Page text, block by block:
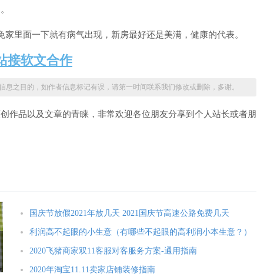
面一下就有病气出现，新房最好还是美满，健康的代表。
接软文合作
之目的，如作者信息标记有误，请第一时间联系我们修改或删除，多谢。
作品以及文章的青睐，非常欢迎各位朋友分享到个人站长或者朋
国庆节放假2021年放几天 2021国庆节高速公路免费几天
利润高不起眼的小生意（有哪些不起眼的高利润小本生意？）
2020飞猪商家双11客服对客服务方案-通用指南
2020年淘宝11.11卖家店铺装修指南